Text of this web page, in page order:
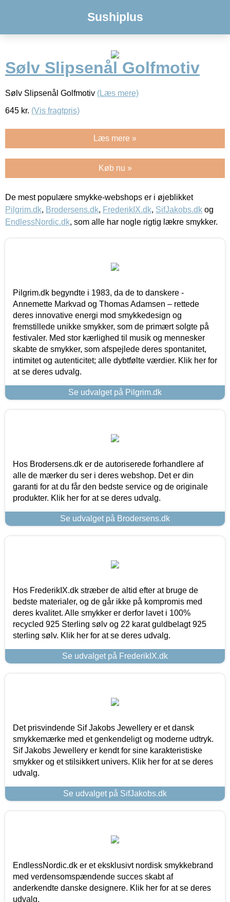
Sushiplus
Sølv Slipsenål Golfmotiv
Sølv Slipsenål Golfmotiv (Læs mere)
645 kr. (Vis fragtpris)
Læs mere »
Køb nu »
De mest populære smykke-webshops er i øjeblikket
Pilgrim.dk, Brodersens.dk, FrederikIX.dk, SifJakobs.dk og
EndlessNordic.dk, som alle har nogle rigtig lækre smykker.
Pilgrim.dk begyndte i 1983, da de to danskere -
Annemette Markvad og Thomas Adamsen – rettede
deres innovative energi mod smykkedesign og
fremstillede unikke smykker, som de primært solgte på
festivaler. Med stor kærlighed til musik og mennesker
skabte de smykker, som afspejlede deres spontanitet,
intimitet og autenticitet; alle dybtfølte værdier. Klik her for
at se deres udvalg.
Se udvalget på Pilgrim.dk
Hos Brodersens.dk er de autoriserede forhandlere af
alle de mærker du ser i deres webshop. Det er din
garanti for at du får den bedste service og de originale
produkter. Klik her for at se deres udvalg.
Se udvalget på Brodersens.dk
Hos FrederikIX.dk stræber de altid efter at bruge de
bedste materialer, og de går ikke på kompromis med
deres kvalitet. Alle smykker er derfor lavet i 100%
recycled 925 Sterling sølv og 22 karat guldbelagt 925
sterling sølv. Klik her for at se deres udvalg.
Se udvalget på FrederikIX.dk
Det prisvindende Sif Jakobs Jewellery er et dansk
smykkemærke med et genkendeligt og moderne udtryk.
Sif Jakobs Jewellery er kendt for sine karakteristiske
smykker og et stilsikkert univers. Klik her for at se deres
udvalg.
Se udvalget på SifJakobs.dk
EndlessNordic.dk er et eksklusivt nordisk smykkebrand
med verdensomspændende succes skabt af
anderkendte danske designere. Klik her for at se deres
udvalg.